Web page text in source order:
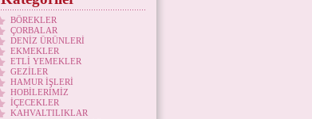
BÖREKLER
ÇORBALAR
DENİZ ÜRÜNLERİ
EKMEKLER
ETLİ YEMEKLER
GEZİLER
HAMUR İŞLERİ
HOBİLERİMİZ
İÇECEKLER
KAHVALTILIKLAR